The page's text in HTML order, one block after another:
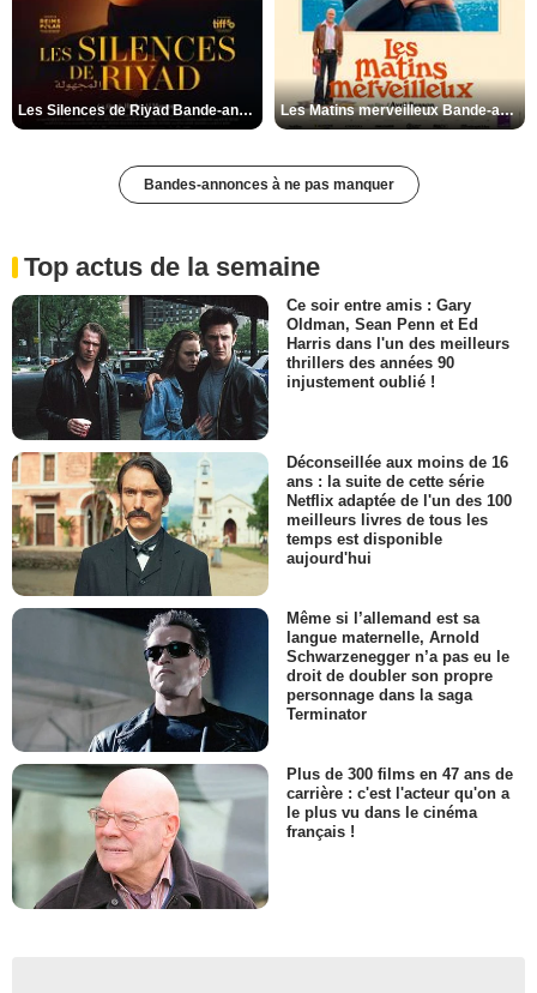
Les Silences de Riyad Bande-annonce VO STFR Les Matins merveilleux Bande-annonce VF
Bandes-annonces à ne pas manquer
Top actus de la semaine
Ce soir entre amis : Gary
Oldman, Sean Penn et Ed
Harris dans l'un des meilleurs
thrillers des années 90
injustement oublié !
Déconseillée aux moins de 16
ans : la suite de cette série
Netflix adaptée de l'un des 100
meilleurs livres de tous les
temps est disponible
aujourd'hui
Même si l’allemand est sa
langue maternelle, Arnold
Schwarzenegger n’a pas eu le
droit de doubler son propre
personnage dans la saga
Terminator
Plus de 300 films en 47 ans de
carrière : c'est l'acteur qu'on a
le plus vu dans le cinéma
français !